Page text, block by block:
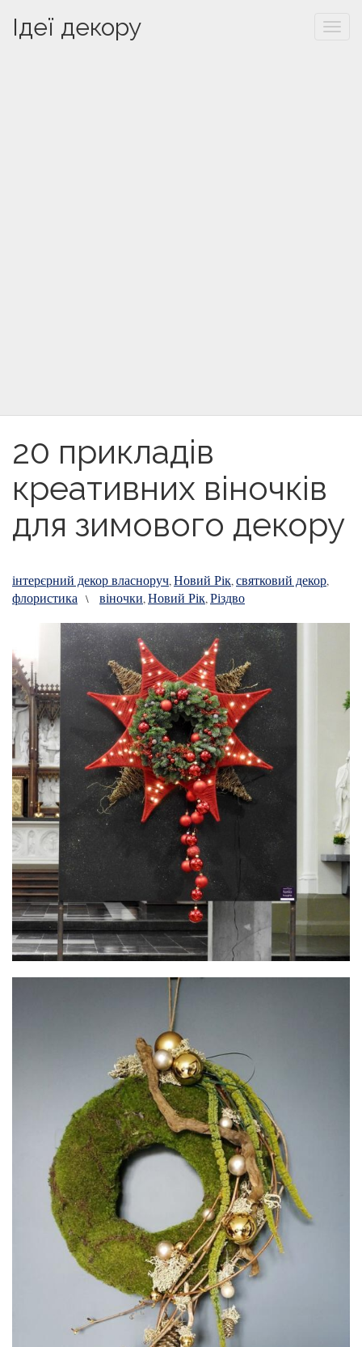
Ідеї декору
20 прикладів
креативних віночків
для зимового декору
інтерєрний декор власноруч,Новий Рік,святковий декор,
флористика \ віночки,Новий Рік,Різдво